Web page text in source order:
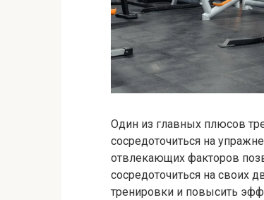
Один из главных плюсов
сосредоточиться на
отвлекающих факторов
сосредоточиться на своих
тренировки и повысить